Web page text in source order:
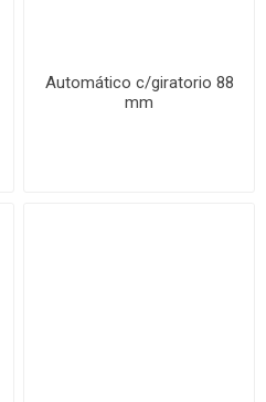
Automático c/giratorio 88
mm